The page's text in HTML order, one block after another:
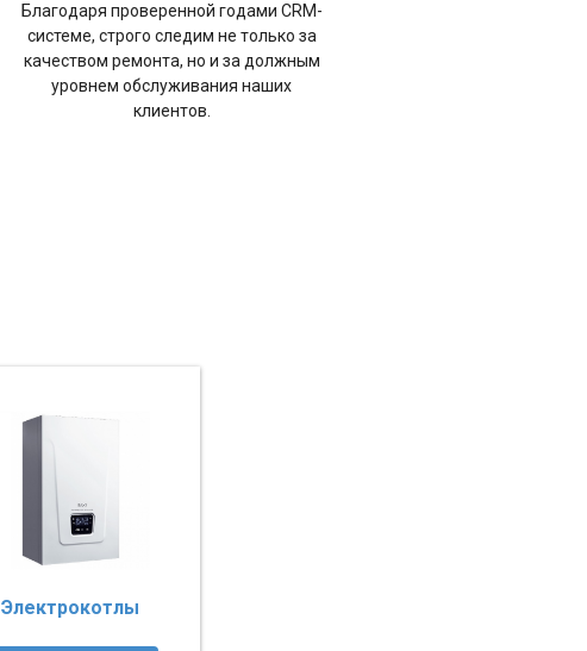
Благодаря проверенной годами CRM-
системе, строго следим не только за
качеством ремонта, но и за должным
уровнем обслуживания наших
клиентов.
Электрокотлы